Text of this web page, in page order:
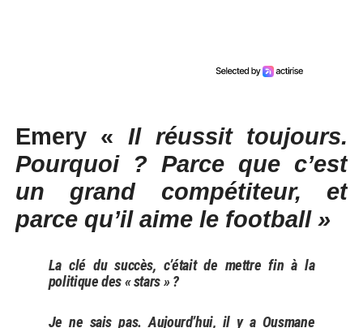
Emery « Il réussit toujours.
Pourquoi ? Parce que c’est
un grand compétiteur, et
parce qu’il aime le football »
La clé du succès, c’était de mettre fin à la
politique des « stars » ?
Je ne sais pas. Aujourd’hui, il y a Ousmane